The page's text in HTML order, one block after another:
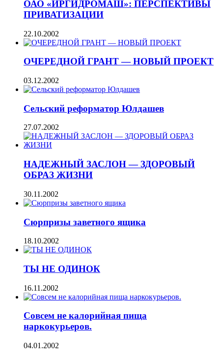
ОАО «ИРГИДРОМАШ»: ПЕРСПЕКТИВЫ
ПРИВАТИЗАЦИИ
22.10.2002
ОЧЕРЕДНОЙ ГРАНТ — НОВЫЙ ПРОЕКТ
03.12.2002
Сельский реформатор Юлдашев
27.07.2002
НАДЕЖНЫЙ ЗАСЛОН — ЗДОРОВЫЙ
ОБРАЗ ЖИЗНИ
30.11.2002
Сюрпризы заветного ящика
18.10.2002
ТЫ НЕ ОДИНОК
16.11.2002
Совсем не калорийная пища
наркокурьеров.
04.01.2002